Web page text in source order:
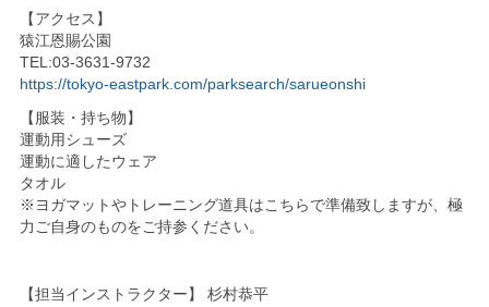
【アクセス】
猿江恩賜公園
TEL:03-3631-9732
https://tokyo-eastpark.com/parksearch/sarueonshi
【服装・持ち物】
運動用シューズ
運動に適したウェア
タオル
※ヨガマットやトレーニング道具はこちらで準備致しますが、極
力ご自身のものをご持参ください。
【担当インストラクター】 杉村恭平